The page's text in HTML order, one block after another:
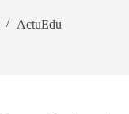
ActuEdu